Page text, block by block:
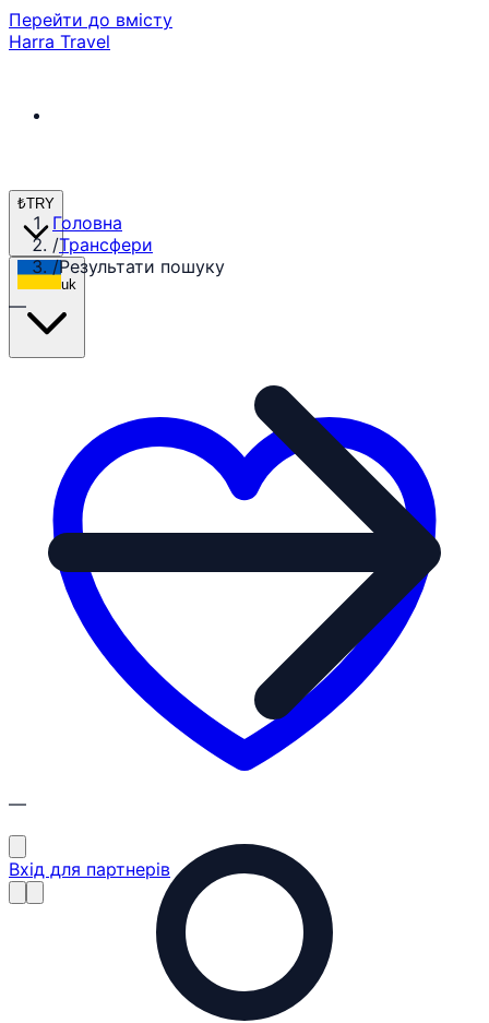
Перейти до вмісту
Harra Travel
₺TRY
uk
Вхід для партнерів
Головна
/Трансфери
/Результати пошуку
—
—